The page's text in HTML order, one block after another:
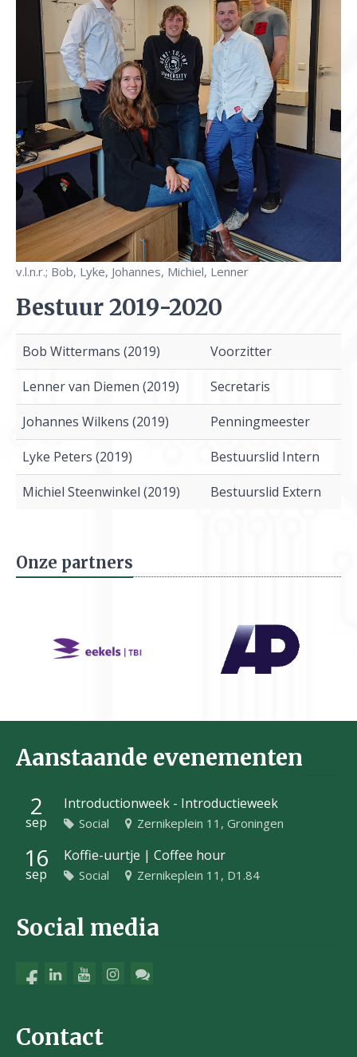
v.l.n.r.; Bob, Lyke, Johannes, Michiel, Lenner
Bestuur 2019-2020
Bob Wittermans (2019)
Voorzitter
Lenner van Diemen (2019)
Secretaris
Johannes Wilkens (2019)
Penningmeester
Lyke Peters (2019)
Bestuurslid Intern
Michiel Steenwinkel (2019)
Bestuurslid Extern
Onze partners
Aanstaande evenementen
2
sep
Introductionweek - Introductieweek
Social Zernikeplein 11, Groningen
16
sep
Koffie-uurtje | Coffee hour
Social Zernikeplein 11, D1.84
Social media
Contact